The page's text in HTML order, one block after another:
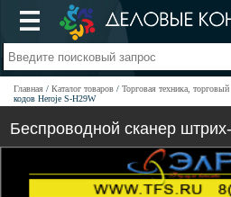
Главная Каталог товаров Торговая техника, торговый
кодов Heroje S-H29W
Беспроводной сканер